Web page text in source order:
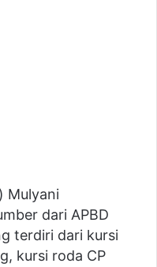
Mulyani
dari APBD
terdiri dari kursi
kursi roda CP